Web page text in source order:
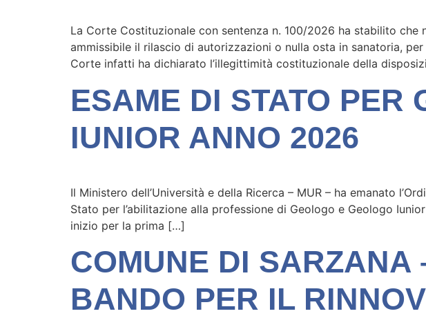
La Corte Costituzionale con sentenza n. 100/2026 ha stabilito
ammissibile il rilascio di autorizzazioni o nulla osta in sanatoria,
Corte infatti ha dichiarato l’illegittimità costituzionale della
ESAME DI STATO PER
IUNIOR ANNO 2026
Il Ministero dell’Università e della Ricerca – MUR – ha emanato
Stato per l’abilitazione alla professione di Geologo e Geologo
inizio per la prima […]
COMUNE DI SARZANA
BANDO PER IL